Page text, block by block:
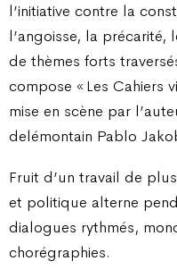
l’initiative contre la
l’angoisse, la précarité,
de thèmes forts
compose « Les Cahiers
mise en scène par
delémontain Pablo
Fruit d’un travail de
et politique alterne
dialogues rythmés,
chorégraphies.